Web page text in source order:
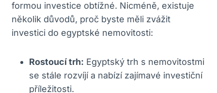
formou investice obtížné. Nicméně, ⁤existuje
několik‍ důvodů, proč ⁢byste měli zvážit
investici do egyptské nemovitosti:‍
Rostoucí ​trh: ⁣Egyptský trh s nemovitostmi‍
se stále⁤ rozvíjí a ⁢nabízí zajímavé investiční
příležitosti.